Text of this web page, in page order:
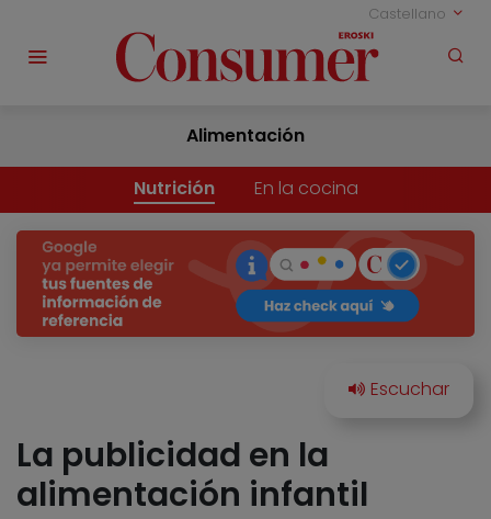
Castellano
Alimentación
Nutrición En la cocina
La publicidad en la
alimentación infantil